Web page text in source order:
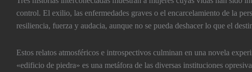
control. El exilio, las enfermedades graves o el encarcelamiento de la
resiliencia, fuerza y audacia, aunque no se pueda deshacer lo que el
Estos relatos atmosféricos e introspectivos culminan en una novela
«edificio de piedra» es una metáfora de las diversas instituciones